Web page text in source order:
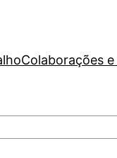
Colaborações